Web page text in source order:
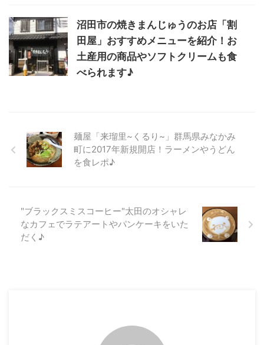
沼田市の焼きまんじゅうのお店「割
田屋」おすすめメニューを紹介！お
土産用の商品やソフトクリームも食
べられます♪
麺屋「来瑠里~くるり~」群馬県みなかみ
町に2017年新規開店！ラーメンやうどん
を食レポ♪
"ブラックスミスコーヒー"太田のオシャレ
なカフェでラテアートやパンケーキをいた
だく♪